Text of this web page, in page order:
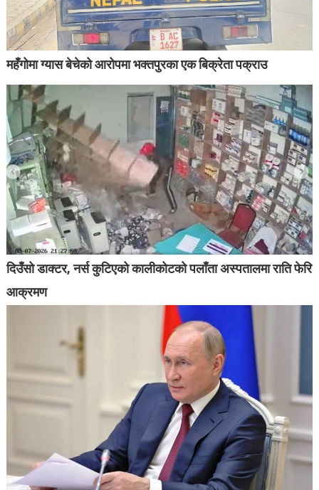
महँगोमा ग्यास बेचेको आरोपमा भक्तपुरका एक बिक्रेता पक्राउ
दिउँसो डाक्टर, नर्स कुटिएको कालीकोटको पलाँता अस्पतालमा राति फेरि
आक्रमण